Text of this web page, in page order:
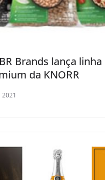
Brands lança linha
da KNORR
2021